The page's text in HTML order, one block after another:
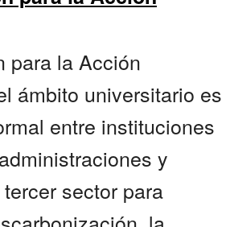
para la Acción
ámbito universitario es
entre instituciones
y
sector para